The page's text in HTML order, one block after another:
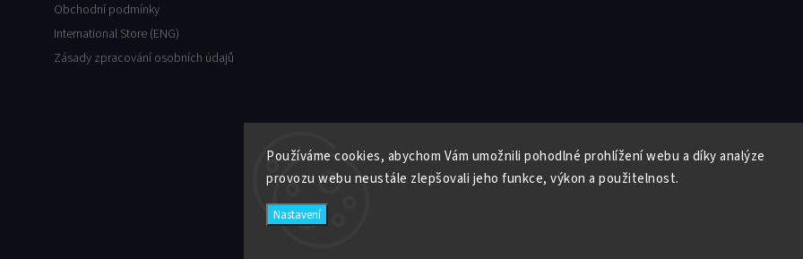
Používáme cookies, abychom Vám umožnili pohodlné prohlížení webu a díky analýze
provozu webu neustále zlepšovali jeho funkce, výkon a použitelnost.
Nastavení
Obchodní podmínky
International Store (ENG)
Zásady zpracování osobních údajů
Copyright 2026Butterfly Wonderland. Všechna práva vyhrazena.